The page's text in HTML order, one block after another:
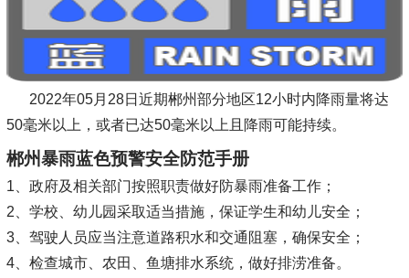
2022年05月28日近期郴州部分地区12小时内降雨量将达
50毫米以上，或者已达50毫米以上且降雨可能持续。
郴州暴雨蓝色预警安全防范手册
1、政府及相关部门按照职责做好防暴雨准备工作；
2、学校、幼儿园采取适当措施，保证学生和幼儿安全；
3、驾驶人员应当注意道路积水和交通阻塞，确保安全；
4、检查城市、农田、鱼塘排水系统，做好排涝准备。